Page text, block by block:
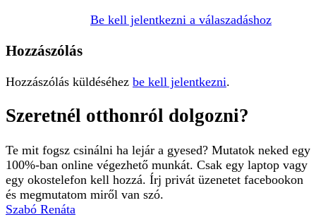
Be kell jelentkezni a válaszadáshoz
Hozzászólás
Hozzászólás küldéséhez be kell jelentkezni.
Szeretnél otthonról dolgozni?
Te mit fogsz csinálni ha lejár a gyesed? Mutatok neked egy
100%-ban online végezhető munkát. Csak egy laptop vagy
egy okostelefon kell hozzá. Írj privát üzenetet facebookon
és megmutatom miről van szó.
Szabó Renáta